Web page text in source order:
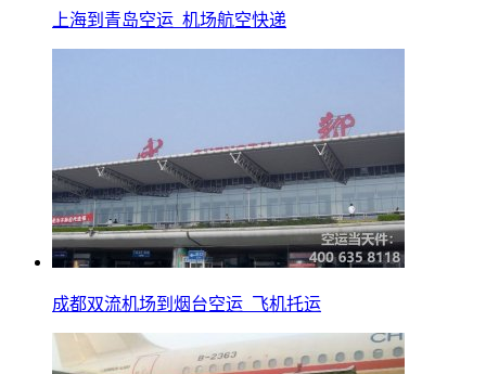
上海到青岛空运_机场航空快递
成都双流机场到烟台空运_飞机托运